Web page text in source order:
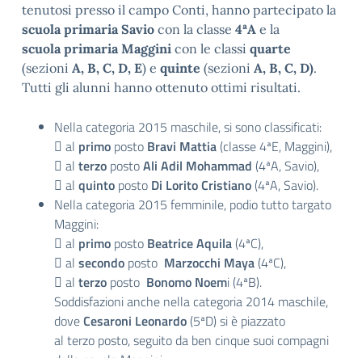
tenutosi presso il campo Conti, hanno partecipato la
scuola primaria Savio con la classe 4ªA e la
scuola primaria Maggini con le classi quarte
(sezioni A, B, C, D, E) e quinte (sezioni A, B, C, D).
Tutti gli alunni hanno ottenuto ottimi risultati.
Nella categoria 2015 maschile, si sono classificati:
 al primo posto Bravi Mattia (classe 4ªE, Maggini),
 al terzo postoAli Adil Mohammad (4ªA, Savio),
 al quinto posto Di Lorito Cristiano (4ªA, Savio).
Nella categoria 2015 femminile, podio tutto targato
Maggini:
 al primo posto Beatrice Aquila (4ªC),
 al secondo posto Marzocchi Maya (4ªC),
 al terzo posto Bonomo Noemi (4ªB).
Soddisfazioni anche nella categoria 2014 maschile,
doveCesaroni Leonardo (5ªD) si è piazzato
al terzo posto, seguito da ben cinque suoi compagni